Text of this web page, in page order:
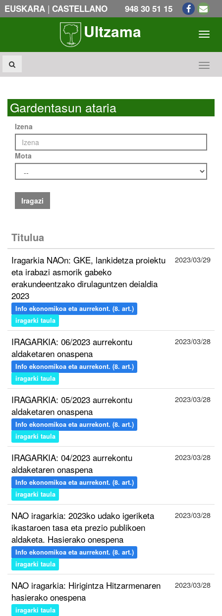
EUSKARA | CASTELLANO 948 30 51 15
Ultzama
Gardentasun ataria
Izena
Mota
Iragazi
Titulua
Iragarkia NAOn: GKE, lankidetza proiektu
eta irabazi asmorik gabeko
erakundeentzako dirulaguntzen deialdia
2023
Info ekonomikoa eta aurrekont. (8. art.)
iragarki taula
2023/03/29
IRAGARKIA: 06/2023 aurrekontu
aldaketaren onaspena
Info ekonomikoa eta aurrekont. (8. art.)
iragarki taula
2023/03/28
IRAGARKIA: 05/2023 aurrekontu
aldaketaren onaspena
Info ekonomikoa eta aurrekont. (8. art.)
iragarki taula
2023/03/28
IRAGARKIA: 04/2023 aurrekontu
aldaketaren onaspena
Info ekonomikoa eta aurrekont. (8. art.)
iragarki taula
2023/03/28
NAO iragarkia: 2023ko udako igeriketa
ikastaroen tasa eta prezio publikoen
aldaketa. Hasierako onespena
Info ekonomikoa eta aurrekont. (8. art.)
iragarki taula
2023/03/28
NAO iragarkia: Hirigintza Hitzarmenaren
hasierako onespena
iragarki taula
2023/03/28